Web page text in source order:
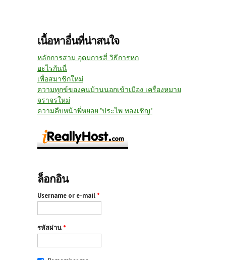
เนื้อหาอื่นที่น่าสนใจ
หลักการสาม อุดมการสี่ วิธีการหก
อะไรกันนี่
เพื่อสมาชิกใหม่
ความทุกข์ของคนบ้านนอกเข้าเมือง เครื่องหมาย
จราจรใหม่
ความคืบหน้าพี่หยอย "ประไพ ทองเชิญ"
ล็อกอิน
Username or e-mail *
รหัสผ่าน *